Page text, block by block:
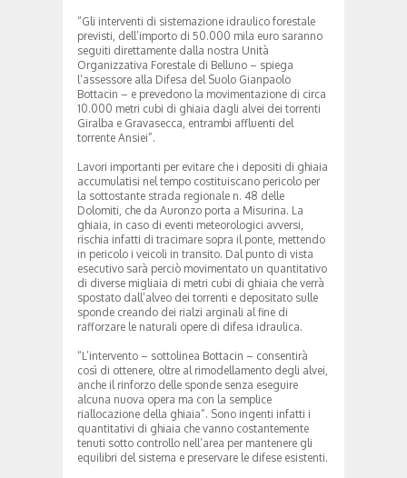
“Gli interventi di sistemazione idraulico forestale
previsti, dell’importo di 50.000 mila euro saranno
seguiti direttamente dalla nostra Unità
Organizzativa Forestale di Belluno – spiega
l’assessore alla Difesa del Suolo Gianpaolo
Bottacin – e prevedono la movimentazione di circa
10.000 metri cubi di ghiaia dagli alvei dei torrenti
Giralba e Gravasecca, entrambi affluenti del
torrente Ansiei”.
Lavori importanti per evitare che i depositi di ghiaia
accumulatisi nel tempo costituiscano pericolo per
la sottostante strada regionale n. 48 delle
Dolomiti, che da Auronzo porta a Misurina. La
ghiaia, in caso di eventi meteorologici avversi,
rischia infatti di tracimare sopra il ponte, mettendo
in pericolo i veicoli in transito. Dal punto di vista
esecutivo sarà perciò movimentato un quantitativo
di diverse migliaia di metri cubi di ghiaia che verrà
spostato dall’alveo dei torrenti e depositato sulle
sponde creando dei rialzi arginali al fine di
rafforzare le naturali opere di difesa idraulica.
“L’intervento – sottolinea Bottacin – consentirà
così di ottenere, oltre al rimodellamento degli alvei,
anche il rinforzo delle sponde senza eseguire
alcuna nuova opera ma con la semplice
riallocazione della ghiaia”. Sono ingenti infatti i
quantitativi di ghiaia che vanno costantemente
tenuti sotto controllo nell’area per mantenere gli
equilibri del sistema e preservare le difese esistenti.